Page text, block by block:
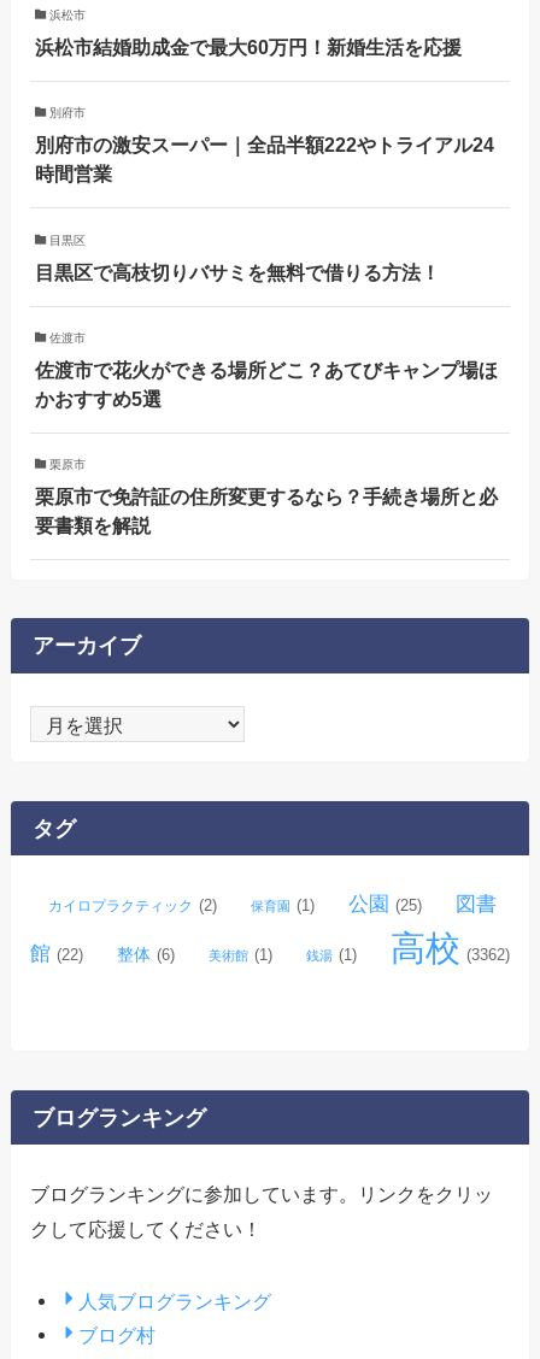
浜松市
浜松市結婚助成金で最大60万円！新婚生活を応援
別府市
別府市の激安スーパー｜全品半額222やトライアル24
時間営業
目黒区
目黒区で高枝切りバサミを無料で借りる方法！
佐渡市
佐渡市で花火ができる場所どこ？あてびキャンプ場ほ
かおすすめ5選
栗原市
栗原市で免許証の住所変更するなら？手続き場所と必
要書類を解説
アーカイブ
ー
ブ
タグ
カイロプラクティック (2) 保育園 (1) 公園 (25) 図書
館 (22) 整体 (6) 美術館 (1) 銭湯 (1) 高校 (3362)
ブログランキング
ブログランキングに参加しています。リンクをクリッ
クして応援してください！
人気ブログランキング
ブログ村